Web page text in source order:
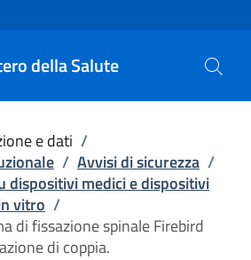
della Salute
e dati /
/ Avvisi di sicurezza /
dispositivi medici e dispositivi
vitro /
di fissazione spinale Firebird
di coppia.